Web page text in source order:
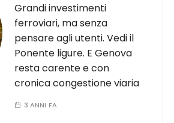
Grandi investimenti
ferroviari, ma senza
pensare agli utenti. Vedi il
Ponente ligure. E Genova
resta carente e con
cronica congestione viaria
3 ANNI FA